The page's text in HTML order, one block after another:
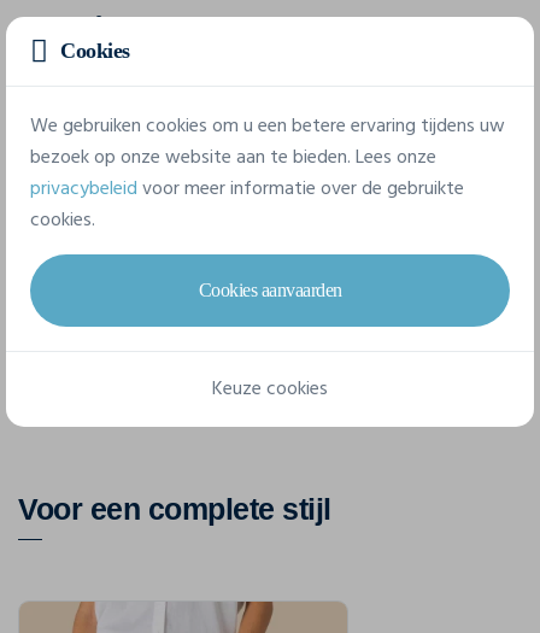
Gram/m²
195 g/m²
Samenstelling
100% Lyocell
5 beschikbare maten
XS S M L XL
Voor een complete stijl
Cookies
We gebruiken cookies om u een betere ervaring tijdens uw
bezoek op onze website aan te bieden. Lees onze
privacybeleidvoor meer informatie over de gebruikte
cookies.
Cookies aanvaarden
Keuze cookies